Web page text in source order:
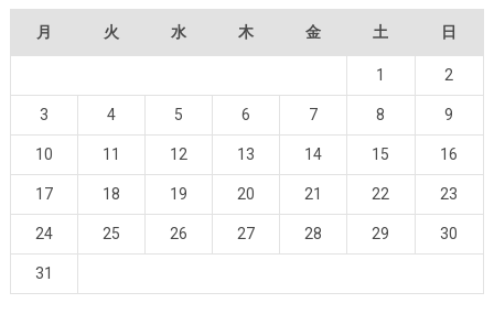
月 火 水 木 金 土 日
1 2
3 4 5 6 7 8 9
10 11 12 13 14 15 16
17 18 19 20 21 22 23
24 25 26 27 28 29 30
31